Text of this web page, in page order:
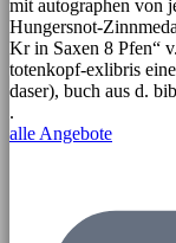
mit autographen von
Hungersnot-
Kr in Saxen 8 Pfen“
totenkopf-exlibris
daser), buch aus d.
.
alle Angebote